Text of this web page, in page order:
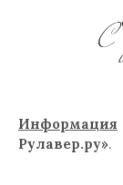
Информация
Рулавер.ру».